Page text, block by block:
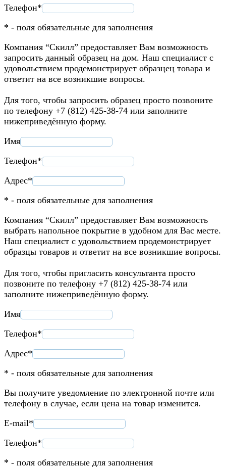
Телефон*
* - поля обязательные для заполнения
Компания “Скилл” предоставляет Вам возможность
запросить данный образец на дом. Наш специалист с
удовольствием продемонстрирует образцец товара и
ответит на все возникшие вопросы.
Для того, чтобы запросить образец просто позвоните
по телефону +7 (812) 425-38-74 или заполните
нижеприведённую форму.
Имя
Телефон*
Адрес*
* - поля обязательные для заполнения
Компания “Скилл” предоставляет Вам возможность
выбрать напольное покрытие в удобном для Вас месте.
Наш специалист с удовольствием продемонстрирует
образцы товаров и ответит на все возникшие вопросы.
Для того, чтобы пригласить консультанта просто
позвоните по телефону +7 (812) 425-38-74 или
заполните нижеприведённую форму.
Имя
Телефон*
Адрес*
* - поля обязательные для заполнения
Вы получите уведомление по электронной почте или
телефону в случае, если цена на товар изменится.
E-mail*
Телефон*
* - поля обязательные для заполнения